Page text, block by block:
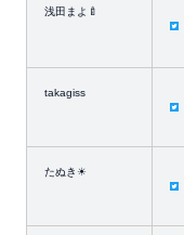
浅田まよ🍼
takagiss
たぬき☀